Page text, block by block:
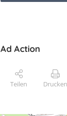
Ad Action
Teilen Drucken